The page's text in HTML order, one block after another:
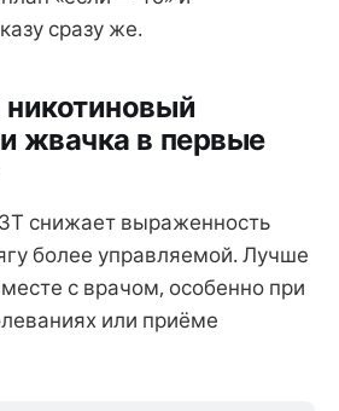
сразу же.
жвачка в первые
снижает выраженность
более управляемой. Лучше
с врачом, особенно при
или приёме